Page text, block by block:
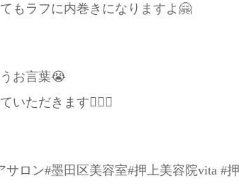
もラフに内巻きになりますよ🤗
お言葉😭
いただきます💇🏻‍♀️
ロン#墨田区美容室#押上美容院vita #